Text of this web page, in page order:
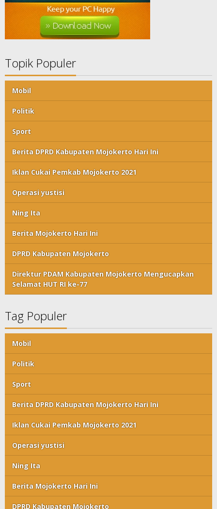
Topik Populer
Mobil
Politik
Sport
Berita DPRD Kabupaten Mojokerto Hari Ini
Iklan Cukai Pemkab Mojokerto 2021
Operasi yustisi
Ning Ita
Berita Mojokerto Hari Ini
DPRD Kabupaten Mojokerto
Direktur PDAM Kabupaten Mojokerto Mengucapkan
Selamat HUT RI ke-77
Tag Populer
Mobil
Politik
Sport
Berita DPRD Kabupaten Mojokerto Hari Ini
Iklan Cukai Pemkab Mojokerto 2021
Operasi yustisi
Ning Ita
Berita Mojokerto Hari Ini
DPRD Kabupaten Mojokerto